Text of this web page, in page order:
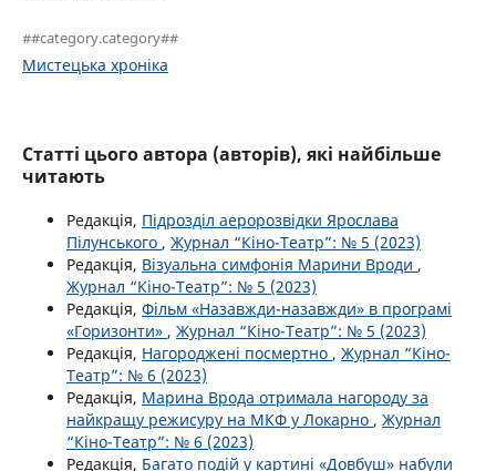
##category.category##
Мистецька хроніка
Статті цього автора (авторів), які найбільше
читають
Редакція, Підрозділ аеророзвідки Ярослава
Пілунського , Журнал “Кіно-Театр”: № 5 (2023)
Редакція, Візуальна симфонія Марини Вроди ,
Журнал “Кіно-Театр”: № 5 (2023)
Редакція, Фільм «Назавжди-назавжди» в програмі
«Горизонти» , Журнал “Кіно-Театр”: № 5 (2023)
Редакція, Нагороджені посмертно , Журнал “Кіно-
Театр”: № 6 (2023)
Редакція, Марина Врода отримала нагороду за
найкращу режисуру на МКФ у Локарно , Журнал
“Кіно-Театр”: № 6 (2023)
Редакція, Багато подій у картині «Довбуш» набули